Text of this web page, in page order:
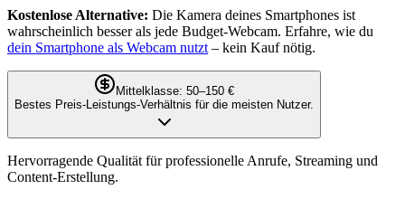
Kostenlose Alternative: Die Kamera deines Smartphones ist
wahrscheinlich besser als jede Budget-Webcam. Erfahre, wie du
dein Smartphone als Webcam nutzt – kein Kauf nötig.
Mittelklasse: 50–150 €
Bestes Preis-Leistungs-Verhältnis für die meisten Nutzer.
Hervorragende Qualität für professionelle Anrufe, Streaming und
Content-Erstellung.